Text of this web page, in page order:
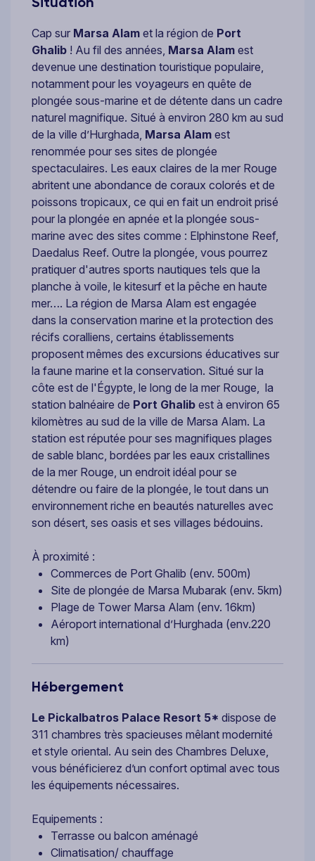
Cap sur Marsa Alam et la région de Port
Ghalib ! Au fil des années, Marsa Alam est
devenue une destination touristique populaire,
notamment pour les voyageurs en quête de
plongée sous-marine et de détente dans un cadre
naturel magnifique. Situé à environ 280 km au sud
de la ville d’Hurghada, Marsa Alam est
renommée pour ses sites de plongée
spectaculaires. Les eaux claires de la mer Rouge
abritent une abondance de coraux colorés et de
poissons tropicaux, ce qui en fait un endroit prisé
pour la plongée en apnée et la plongée sous-
marine avec des sites comme : Elphinstone Reef,
Daedalus Reef. Outre la plongée, vous pourrez
pratiquer d'autres sports nautiques tels que la
planche à voile, le kitesurf et la pêche en haute
mer…. La région de Marsa Alam est engagée
dans la conservation marine et la protection des
récifs coralliens, certains établissements
proposent mêmes des excursions éducatives sur
la faune marine et la conservation. Situé sur la
côte est de l'Égypte, le long de la mer Rouge, la
station balnéaire de Port Ghalib est à environ 65
kilomètres au sud de la ville de Marsa Alam. La
station est réputée pour ses magnifiques plages
de sable blanc, bordées par les eaux cristallines
de la mer Rouge, un endroit idéal pour se
détendre ou faire de la plongée, le tout dans un
environnement riche en beautés naturelles avec
son désert, ses oasis et ses villages bédouins.
À proximité :
Commerces de Port Ghalib (env. 500m)
Site de plongée de Marsa Mubarak (env. 5km)
Plage de Tower Marsa Alam (env. 16km)
Aéroport international d’Hurghada (env.220
km)
Hébergement
Le Pickalbatros Palace Resort 5* dispose de
311 chambres très spacieuses mêlant modernité
et style oriental. Au sein des Chambres Deluxe,
vous bénéficierez d’un confort optimal avec tous
les équipements nécessaires.
Equipements :
Terrasse ou balcon aménagé
Climatisation/ chauffage